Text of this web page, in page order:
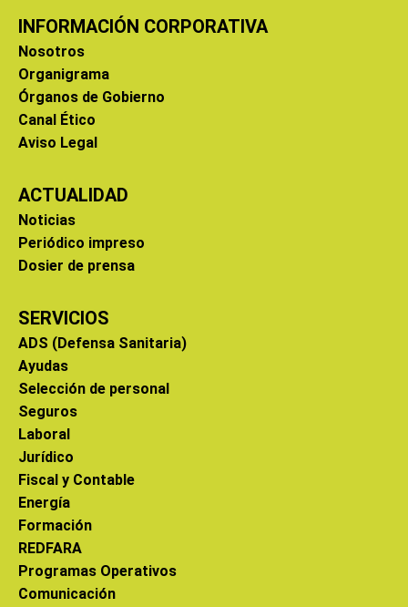
INFORMACIÓN CORPORATIVA
Nosotros
Organigrama
Órganos de Gobierno
Canal Ético
Aviso Legal
ACTUALIDAD
Noticias
Periódico impreso
Dosier de prensa
SERVICIOS
ADS (Defensa Sanitaria)
Ayudas
Selección de personal
Seguros
Laboral
Jurídico
Fiscal y Contable
Energía
Formación
REDFARA
Programas Operativos
Comunicación